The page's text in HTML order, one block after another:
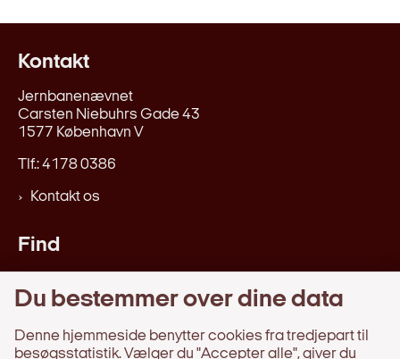
Kontakt
Jernbanenævnet
Carsten Niebuhrs Gade 43
1577 København V
Tlf.: 4178 0386
Kontakt os
Find
Afgørelser, beretninger, m.v.
Webtilgængelighedserklæring
Du bestemmer over dine data
Denne hjemmeside benytter cookies fra tredjepart til
besøgsstatistik. Vælger du "Accepter alle", giver du